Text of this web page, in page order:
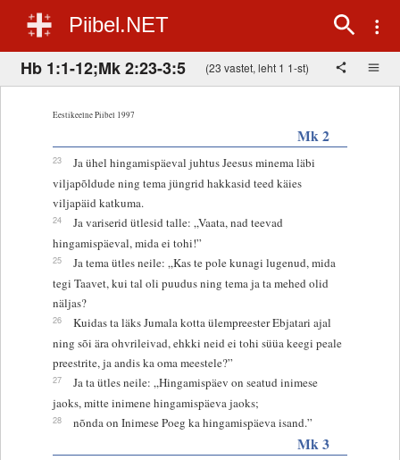
Piibel.NET
Hb 1:1-12;Mk 2:23-3:5 (23 vastet, leht 1 1-st)
Eestikeelne Piibel 1997
Mk 2
23
Ja ühel hingamispäeval juhtus Jeesus minema läbi
viljapõldude ning tema jüngrid hakkasid teed käies
viljapäid katkuma.
24
Ja variserid ütlesid talle: „Vaata, nad teevad
hingamispäeval, mida ei tohi!”
25
Ja tema ütles neile: „Kas te pole kunagi lugenud, mida
tegi Taavet, kui tal oli puudus ning tema ja ta mehed olid
näljas?
26
Kuidas ta läks Jumala kotta ülempreester Ebjatari ajal
ning sõi ära ohvrileivad, ehkki neid ei tohi süüa keegi peale
preestrite, ja andis ka oma meestele?”
27
Ja ta ütles neile: „Hingamispäev on seatud inimese
jaoks, mitte inimene hingamispäeva jaoks;
28 nõnda on Inimese Poeg ka hingamispäeva isand.”
Mk 3